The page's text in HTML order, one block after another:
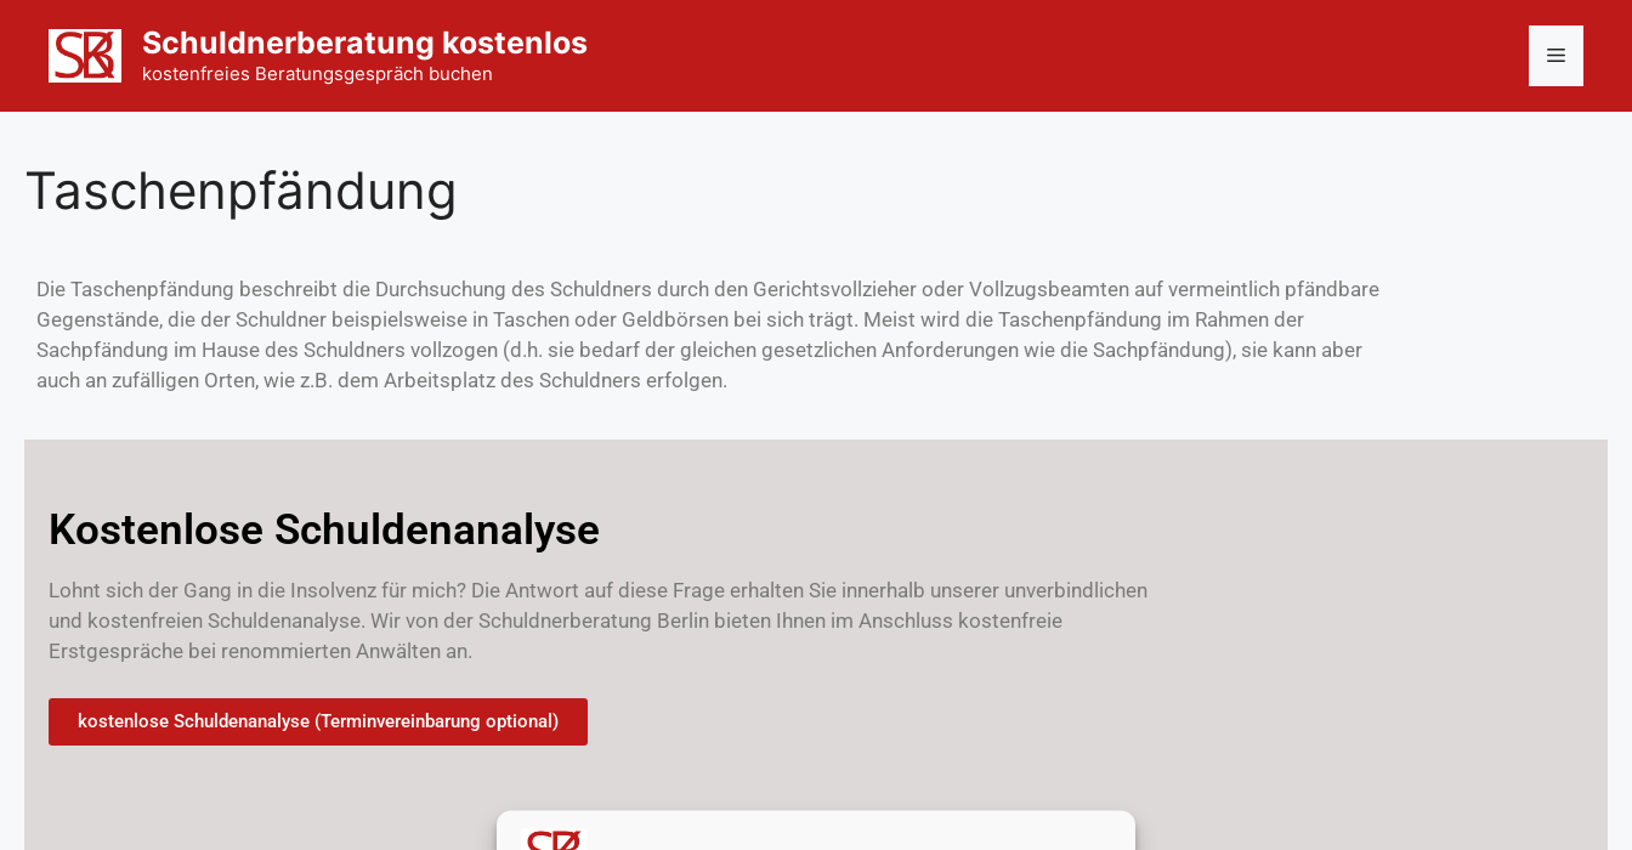
Schuldnerberatung kostenlos
kostenfreies Beratungsgespräch buchen
Taschenpfändung
Die Taschenpfändung beschreibt die Durchsuchung des Schuldners durch den Gerichtsvollzieher oder Vollzugsbeamten auf vermeintlich pfändbare
Gegenstände, die der Schuldner beispielsweise in Taschen oder Geldbörsen bei sich trägt. Meist wird die Taschenpfändung im Rahmen der
Sachpfändung im Hause des Schuldners vollzogen (d.h. sie bedarf der gleichen gesetzlichen Anforderungen wie die Sachpfändung), sie kann aber
auch an zufälligen Orten, wie z.B. dem Arbeitsplatz des Schuldners erfolgen.
Kostenlose Schuldenanalyse
Lohnt sich der Gang in die Insolvenz für mich? Die Antwort auf diese Frage erhalten Sie innerhalb unserer unverbindlichen
und kostenfreien Schuldenanalyse. Wir von der Schuldnerberatung Berlin bieten Ihnen im Anschluss kostenfreie
Erstgespräche bei renommierten Anwälten an.
kostenlose Schuldenanalyse (Terminvereinbarung optional)